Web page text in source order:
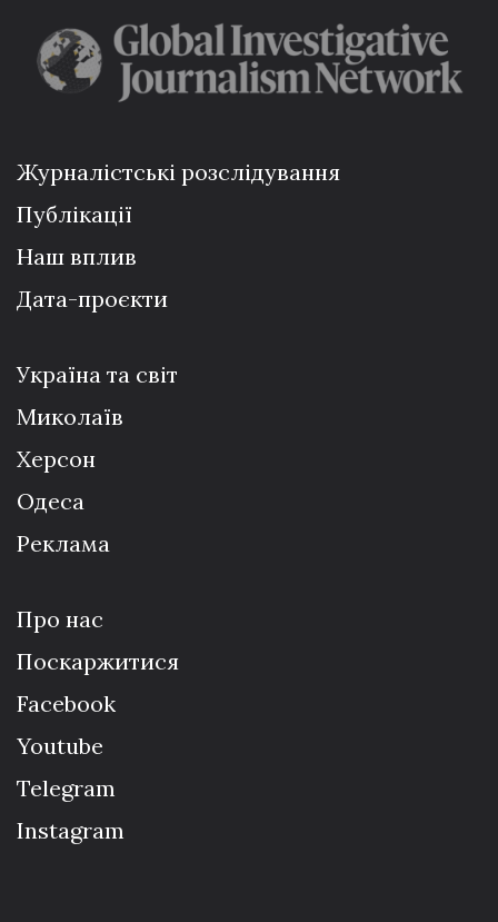
Журналістські розслідування
Публікації
Наш вплив
Дата-проєкти
Україна та світ
Миколаїв
Херсон
Одеса
Реклама
Про нас
Поскаржитися
Facebook
Youtube
Telegram
Instagram